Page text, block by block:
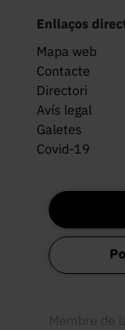
Enllaços
Mapa web
Contacte
Directori
Avís legal
Galetes
Covid-19
Membre de